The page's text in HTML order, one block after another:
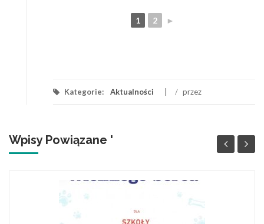
1 2 ►
Kategorie: Aktualności / przez
Wpisy Powiązane '